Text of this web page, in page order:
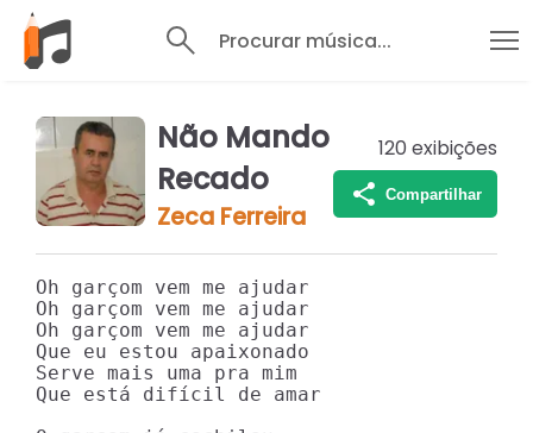
Procurar música...
Não Mando
Recado
Zeca Ferreira
120 exibições
Compartilhar
Oh garçom vem me ajudar
Oh garçom vem me ajudar
Oh garçom vem me ajudar
Que eu estou apaixonado
Serve mais uma pra mim
Que está difícil de amar